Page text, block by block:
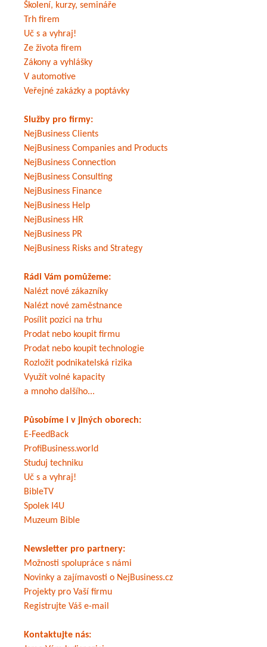
Školení, kurzy, semináře
Trh firem
Uč s a vyhraj!
Ze života firem
Zákony a vyhlášky
V automotive
Veřejné zakázky a poptávky
Služby pro firmy:
NejBusiness Clients
NejBusiness Companies and Products
NejBusiness Connection
NejBusiness Consulting
NejBusiness Finance
NejBusiness Help
NejBusiness HR
NejBusiness PR
NejBusiness Risks and Strategy
Rádi Vám pomůžeme:
Nalézt nové zákazníky
Nalézt nové zaměstnance
Posílit pozici na trhu
Prodat nebo koupit firmu
Prodat nebo koupit technologie
Rozložit podnikatelská rizika
Využít volné kapacity
a mnoho dalšího...
Působíme i v jiných oborech:
E-FeedBack
ProfiBusiness.world
Studuj techniku
Uč s a vyhraj!
BibleTV
Spolek I4U
Muzeum Bible
Newsletter pro partnery:
Možnosti spolupráce s námi
Novinky a zajímavosti o NejBusiness.cz
Projekty pro Vaší firmu
Registrujte Váš e-mail
Kontaktujte nás: